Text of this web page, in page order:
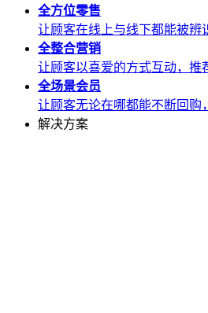
全方位零售
让顾客在线上与线下都能被辨
全整合营销
让顾客以喜爱的方式互动，推
全场景会员
让顾客无论在哪都能不断回购
解决方案